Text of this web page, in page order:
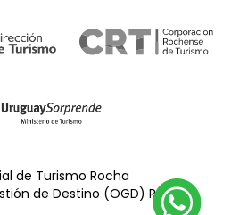
de Turismo Rocha
de Destino (OGD) Rocha